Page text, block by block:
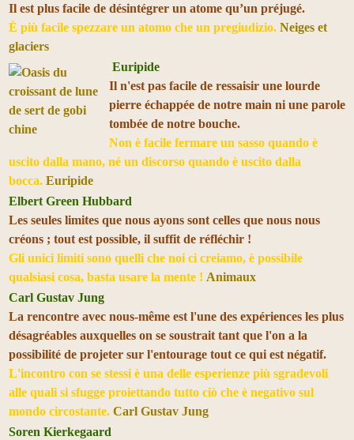
Il est plus facile de désintégrer un atome qu’un préjugé.
È più facile spezzare un atomo che un pregiudizio. Neiges et
glaciers
Euripide
Il n'est pas facile de ressaisir une lourde
pierre échappée de notre main ni une parole
tombée de notre bouche.
Non è facile fermare un sasso quando è
uscito dalla mano, né un discorso quando è uscito dalla
bocca. Euripide
Elbert Green Hubbard
Les seules limites que nous ayons sont celles que nous nous
créons ; tout est possible, il suffit de réfléchir !
Gli unici limiti sono quelli che noi ci creiamo, è possibile
qualsiasi cosa, basta usare la mente ! Animaux
Carl Gustav Jung
La rencontre avec nous-même est l'une des expériences les plus
désagréables auxquelles on se soustrait tant que l'on a la
possibilité de projeter sur l'entourage tout ce qui est négatif.
L'incontro con se stessi è una delle esperienze più sgradevoli
alle quali si sfugge proiettando tutto ciò che è negativo sul
mondo circostante. Carl Gustav Jung
Soren Kierkegaard